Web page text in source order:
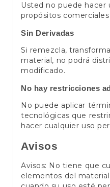
Usted no puede hacer
propósitos comerciales
Sin Derivadas
Si remezcla,
material, no podrá
modificado.
No hay restricciones
No puede aplicar
tecnológicas que
hacer cualquier uso
Avisos
Avisos: No tiene que
elementos del